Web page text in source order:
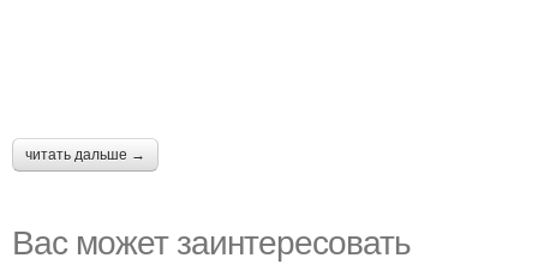
читать дальше →
Вас может заинтересовать